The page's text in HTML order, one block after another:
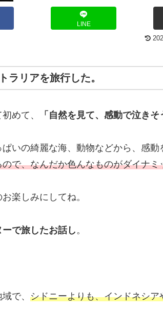
LINE
ラリアを旅行した。
めて、 「自然を見て、感動で泣きそ
いの綺麗な海、動物などから、感動
で、なんだか色んなものがダイナミ
楽しみにしてね。
で旅したお話し 。
で、 シドニーよりも、インドネシア